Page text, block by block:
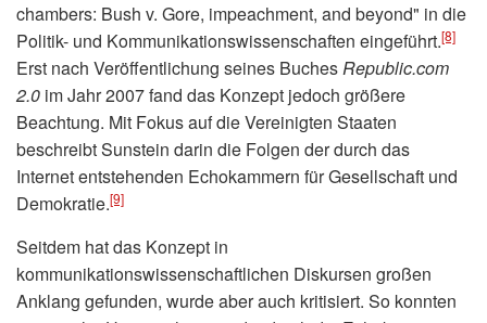
chambers: Bush v. Gore, impeachment, and beyond" in die
Politik- und Kommunikationswissenschaften eingeführt.[8]
Erst nach Veröffentlichung seines BuchesRepublic.com
2.0 im Jahr 2007 fand das Konzept jedoch größere
Beachtung. Mit Fokus auf die Vereinigten Staaten
beschreibt Sunstein darin die Folgen der durch das
Internet entstehenden Echokammern für Gesellschaft und
Demokratie.[9]
Seitdem hat das Konzept in
kommunikationswissenschaftlichen Diskursen großen
Anklang gefunden, wurde aber auch kritisiert. So konnten